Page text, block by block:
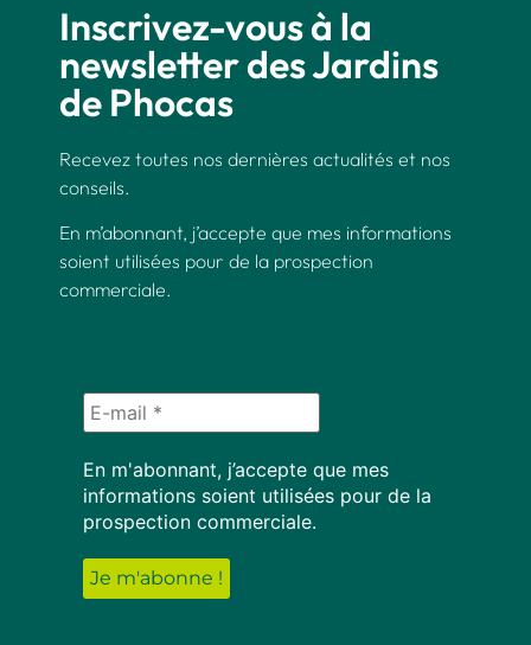
Inscrivez-vous à la
newsletter des Jardins
de Phocas
Recevez toutes nos dernières actualités et nos
conseils.
En m’abonnant, j’accepte que mes informations
soient utilisées pour de la prospection
commerciale.
En m'abonnant, j’accepte que mes
informations soient utilisées pour de la
prospection commerciale.